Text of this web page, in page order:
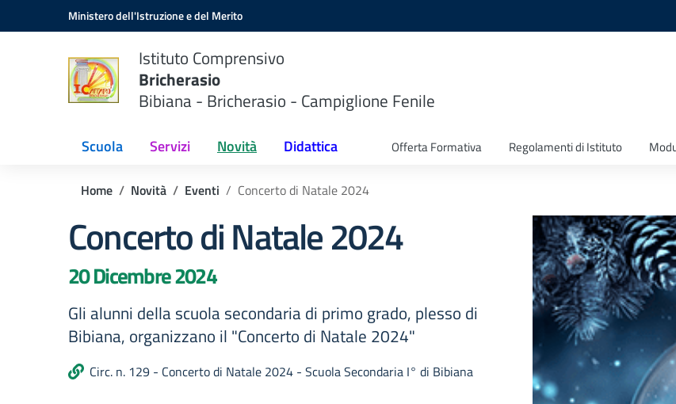
Vai ai contenuti
Vai al menu di navigazioneMinistero dell'Istruzione e del Merito
Istituto Comprensivo
Bricherasio
Bibiana - Bricherasio - Campiglione Fenile
Scuola Servizi Novità Didattica Offerta Formativa Regolamenti di Istituto
Home Novità Eventi Concerto di Natale 2024
Concerto di Natale 2024
20 Dicembre 2024
Gli alunni della scuola secondaria di primo grado, plesso di
Bibiana, organizzano il "Concerto di Natale 2024"
Circ. n. 129 - Concerto di Natale 2024 - Scuola Secondaria I° di Bibiana